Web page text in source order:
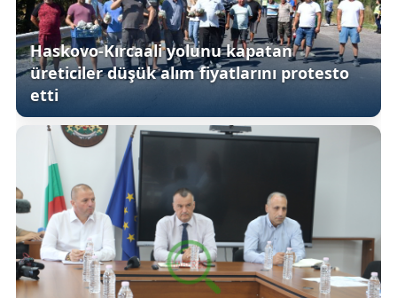
Haskovo-Kırcaali yolunu kapatan
üreticiler düşük alım fiyatlarını protesto
etti